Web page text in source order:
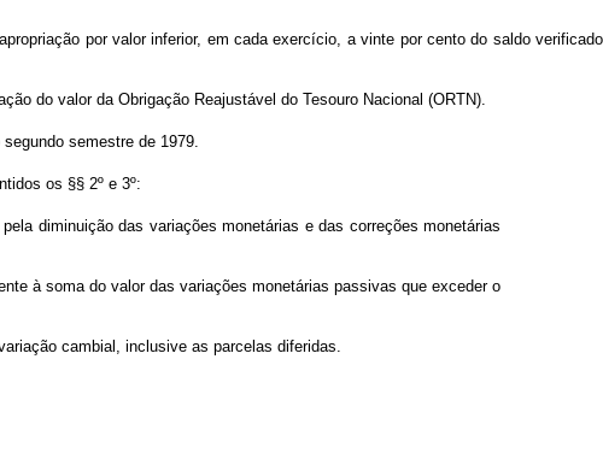
por valor inferior, em cada exercício, a vinte por cento do saldo verificado
do valor da Obrigação Reajustável do Tesouro Nacional (ORTN).
semestre de 1979.
os §§ 2º e 3º:
diminuição das variações monetárias e das correções monetárias
à soma do valor das variações monetárias passivas que exceder o
cambial, inclusive as parcelas diferidas.